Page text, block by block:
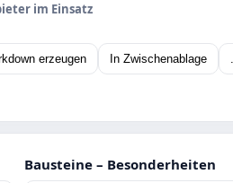
im Einsatz
erzeugen In Zwischenablage
Bausteine – Besonderheiten